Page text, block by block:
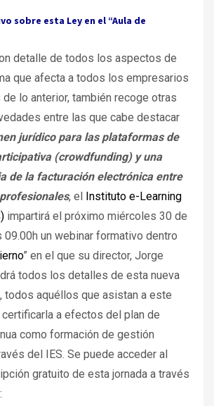
sobre esta Ley en el “Aula de
detalle de todos los aspectos de
que afecta a todos los empresarios
de lo anterior, también recoge otras
entre las que cabe destacar
jurídico para las plataformas de
(crowdfunding) y una
de la facturación electrónica entre
, el Instituto e-Learning
impartirá el próximo miércoles 30 de
09.00h un webinar formativo dentro
” en el que su director, Jorge
todos los detalles de esta nueva
todos aquéllos que asistan a este
a efectos del plan de
como formación de gestión
del IES. Se puede acceder al
gratuito de esta jornada a través